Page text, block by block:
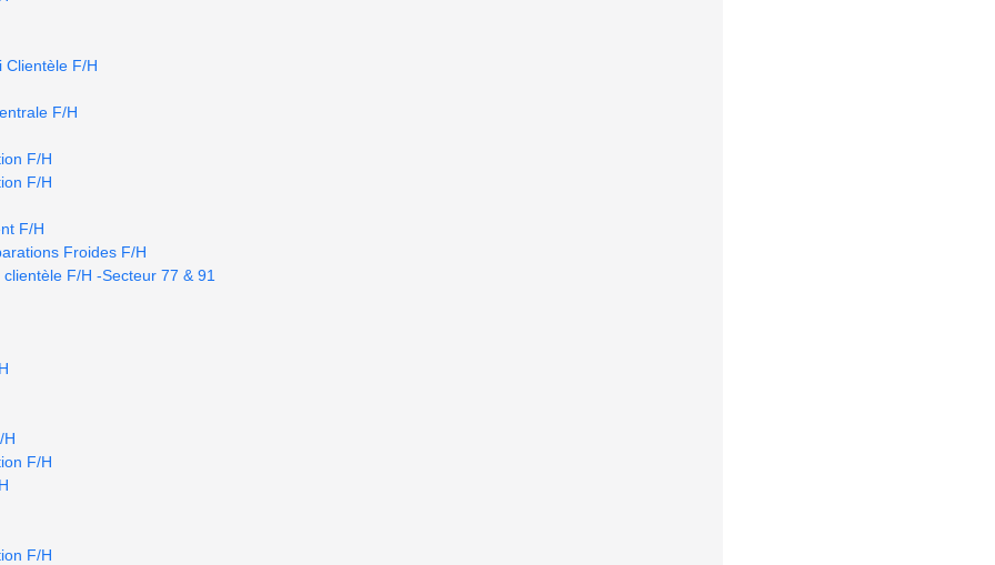
Clientèle F/H
F/H
F/H
F/H
F/H
Froides F/H
F/H -Secteur 77 & 91
H
F/H
F/H